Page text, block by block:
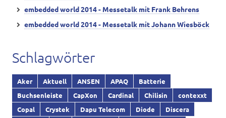
embedded world 2014 - Messetalk mit Frank Behrens
embedded world 2014 - Messetalk mit Johann Wiesböck
Schlagwörter
Aker Aktuell ANSEN APAQ
Batterie
Buchsenleiste
CapXon Cardinal Chilisin
contexxt
Copal
Crystek Dapu Telecom Diode
Discera